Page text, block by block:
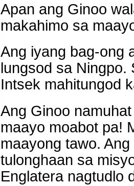
Apan ang Ginoo
makahimo sa
Ang iyang bag-ong
lungsod sa
Intsek mahitungod
Ang Ginoo
maayo moabot pa!
maayong tawo.
tulonghaan sa
Englatera nagtudlo